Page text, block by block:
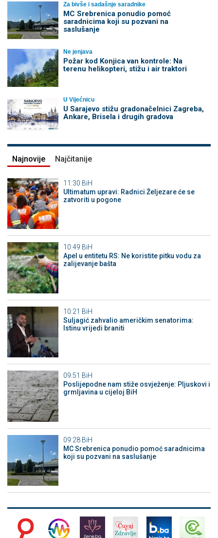
Za bivše i sadašnje saradnike
MC Srebrenica ponudio pomoć
saradnicima koji su pozvani na
saslušanje
Ne jenjava
Požar kod Konjica van kontrole: Na
terenu helikopteri, stižu i air traktori
U Vijećnicu
U Sarajevo stižu gradonačelnici Zagreba,
Ankare, Brisela i drugih gradova
Najnovije Najčitanije
11:30 BiH
Ultimatum upravi: Radnici Željezare će se
zatvoriti u pogone
10:49 BiH
Apel u entitetu RS: Ne koristite pitku vodu za
zalijevanje bašta
10:21 BiH
Suljagić zahvalio američkim senatorima:
Istinu vrijedi braniti
09:51 BiH
Poslijepodne nam stiže osvježenje: Pljuskovi i
grmljavina u cijeloj BiH
09:28 BiH
MC Srebrenica ponudio pomoć saradnicima
koji su pozvani na saslušanje